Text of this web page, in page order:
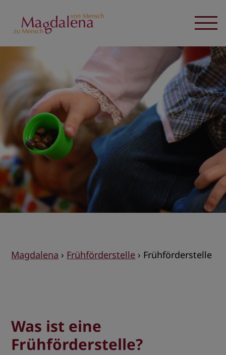
Magdalena › Frühförderstelle › Frühförderstelle
Was ist eine
Frühförderstelle?